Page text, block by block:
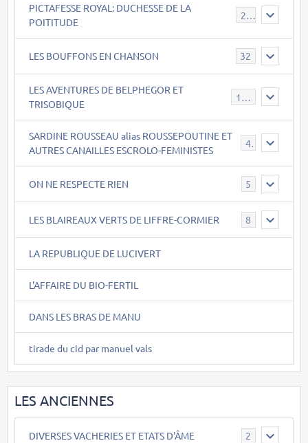
PICTAFESSE ROYAL: DUCHESSE DE LA
POITITUDE
23
LES BOUFFONS EN CHANSON 32
LES AVENTURES DE BELPHEGOR ET
TRISOBIQUE
147
SARDINE ROUSSEAU alias ROUSSEPOUTINE ET
AUTRES CANAILLES ESCROLO-FEMINISTES
40
ON NE RESPECTE RIEN 5
LES BLAIREAUX VERTS DE LIFFRE-CORMIER 8
LA REPUBLIQUE DE LUCIVERT
L'AFFAIRE DU BIO-FERTIL
DANS LES BRAS DE MANU
tirade du cid par manuel vals
LES ANCIENNES
DIVERSES VACHERIES ET ETATS D'ÂME 2